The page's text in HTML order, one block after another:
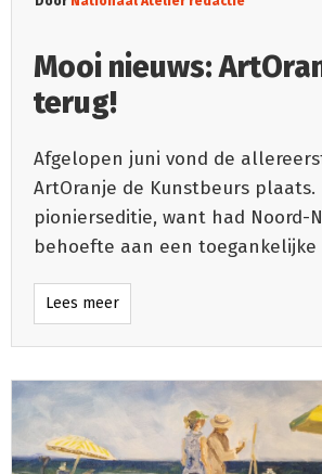
Mooi nieuws:
terug!
Afgelopen juni vond de
ArtOranje de Kunstbeurs plaats.
pionierseditie, want had Noord-
behoefte aan een
Lees meer